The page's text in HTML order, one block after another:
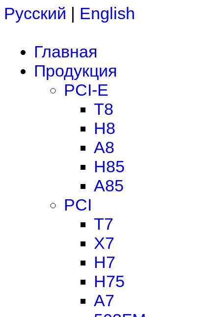
Русский | English
Главная
Продукция
PCI-E
T8
H8
A8
H85
A85
PCI
T7
X7
H7
H75
A7